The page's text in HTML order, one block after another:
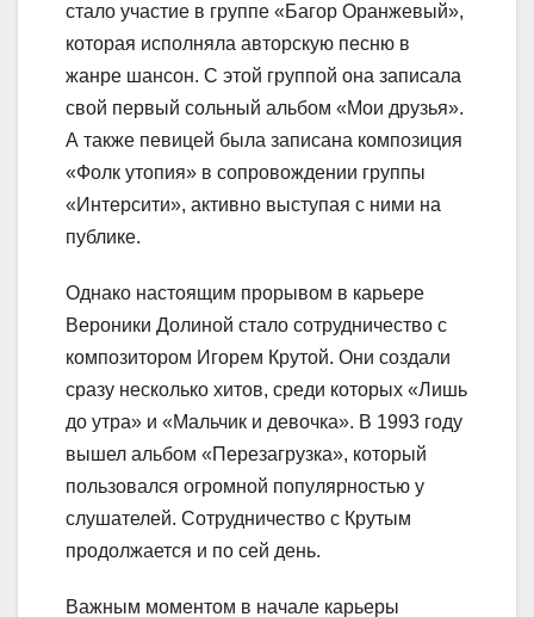
стало участие в группе «Багор Оранжевый»,
которая исполняла авторскую песню в
жанре шансон. С этой группой она записала
свой первый сольный альбом «Мои друзья».
А также певицей была записана композиция
«Фолк утопия» в сопровождении группы
«Интерсити», активно выступая с ними на
публике.
Однако настоящим прорывом в карьере
Вероники Долиной стало сотрудничество с
композитором Игорем Крутой. Они создали
сразу несколько хитов, среди которых «Лишь
до утра» и «Мальчик и девочка». В 1993 году
вышел альбом «Перезагрузка», который
пользовался огромной популярностью у
слушателей. Сотрудничество с Крутым
продолжается и по сей день.
Важным моментом в начале карьеры